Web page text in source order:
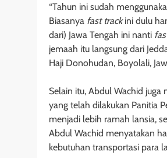
“Tahun ini sudah
Biasanya fast trackini dulu
dari) Jawa Tengah ini nanti
jemaah itu langsung dari
Haji Donohudan, Boyolali,
Selain itu, Abdul Wachid
yang telah dilakukan Panitia
menjadi lebih ramah lansia,
Abdul Wachid menyatakan
kebutuhan transportasi para